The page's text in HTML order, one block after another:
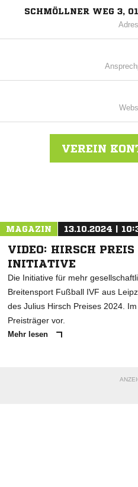
SCHMÖLLNER WEG 3,
VEREIN
MAGAZIN 13.10.2024 |
VIDEO: HIRSCH
INITIATIVE
Die Initiative für mehr
Breitensport Fußball IVF aus
des Julius Hirsch Preises 2024.
Preisträger vor.
Mehr lesen